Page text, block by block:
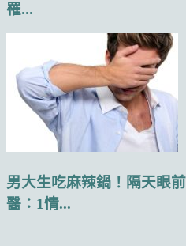
罹...
男大生吃麻辣鍋！隔天眼
醫：1情...